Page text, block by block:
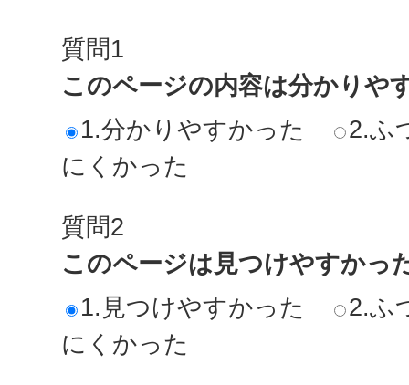
質問1
このページの内容は分かりや
1.分かりやすかった
2.ふ
にくかった
質問2
このページは見つけやすかっ
1.見つけやすかった
2.ふ
にくかった